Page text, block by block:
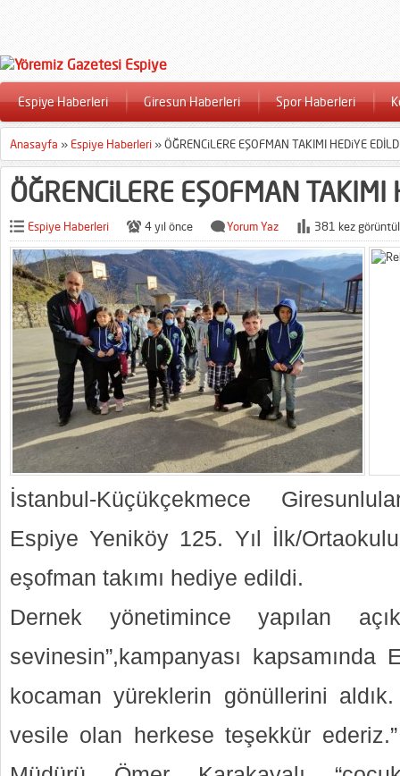
Espiye Haberleri Giresun Haberleri Spor Haberleri
Anasayfa » Espiye Haberleri »ÖĞRENCiLERE EŞOFMAN TAKIMI HEDiYE
ÖĞRENCiLERE EŞOFMAN TAKIMI
Espiye Haberleri 4 yıl önce Yorum Yaz 381 kez
İstanbul-Küçükçekmece
Espiye Yeniköy 125. Yıl İlk/
eşofman takımı hediye edildi.
Dernek yönetimince yapılan
sevinesin”,kampanyası
kocaman yüreklerin gönüllerini
vesile olan herkese teşekkür